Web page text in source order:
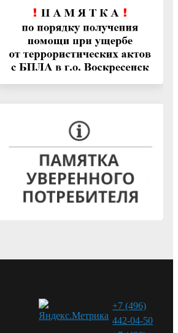
+7 (496)
442-04-50